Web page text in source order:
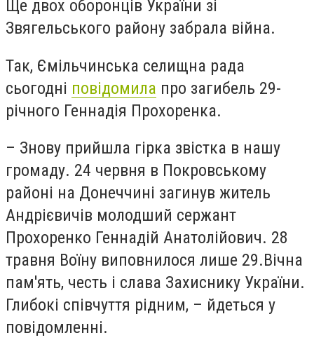
Ще двох оборонців України зі
Звягельського району забрала війна.
Так, Ємільчинська селищна рада
сьогодні повідомила про загибель 29-
річного Геннадія Прохоренка.
– Знову прийшла гірка звістка в нашу
громаду. 24 червня в Покровському
районі на Донеччині загинув житель
Андрієвичів молодший сержант
Прохоренко Геннадій Анатолійович. 28
травня Воїну виповнилося лише 29.Вічна
пам'ять, честь і слава Захиснику України.
Глибокі співчуття рідним, – йдеться у
повідомленні.